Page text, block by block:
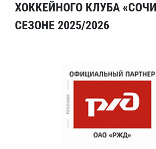
ХОККЕЙНОГО КЛУБА
СЕЗОНЕ 2025/2026